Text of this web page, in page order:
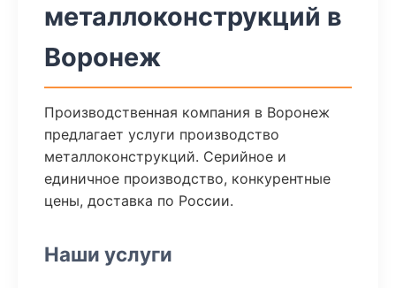
металлоконструкций в
Воронеж
Производственная компания в Воронеж
предлагает услуги производство
металлоконструкций. Серийное и
единичное производство, конкурентные
цены, доставка по России.
Наши услуги